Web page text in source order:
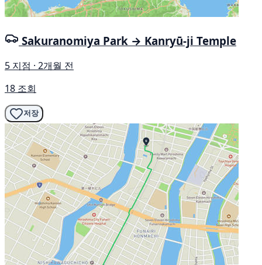
Sakuranomiya Park → Kanryū-ji Temple
5 지점 · 2개월 전
18 조회
저장